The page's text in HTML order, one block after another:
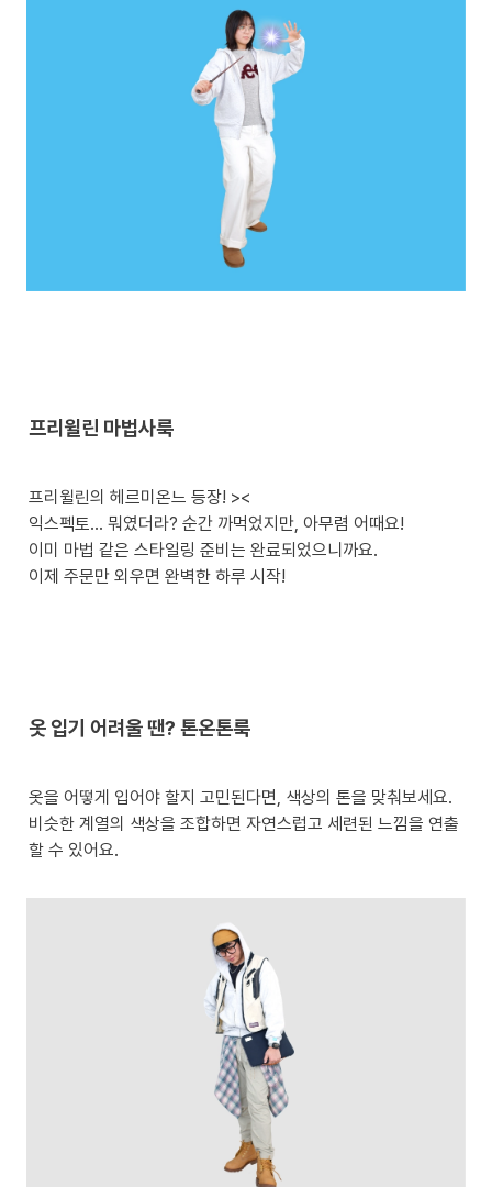
프리윌린 마법사룩
프리윌린의 헤르미온느 등장! ><
익스펙토… 뭐였더라? 순간 까먹었지만, 아무렴 어때요!
이미 마법 같은 스타일링 준비는 완료되었으니까요.
이제 주문만 외우면 완벽한 하루 시작!
옷 입기 어려울 땐? 톤온톤룩
옷을 어떻게 입어야 할지 고민된다면, 색상의 톤을 맞춰보세요.
비슷한 계열의 색상을 조합하면 자연스럽고 세련된 느낌을 연출
할 수 있어요.